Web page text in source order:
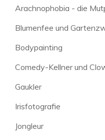
Arachnophobia - die
Blumenfee und
Bodypainting
Comedy-Kellner und
Gaukler
Irisfotografie
Jongleur